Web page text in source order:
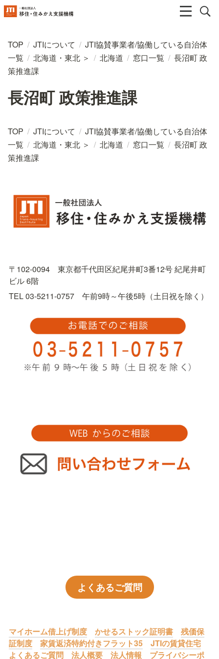
TOP / JTIについて / JTI協賛事業者/協働している自治体
一覧 / 北海道・東北 ＞ / 北海道 / 窓口一覧 / 長沼町 政
策推進課
長沼町 政策推進課
TOP / JTIについて / JTI協賛事業者/協働している自治体
一覧 / 北海道・東北 ＞ / 北海道 / 窓口一覧 / 長沼町 政
策推進課
〒102-0094　東京都千代田区紀尾井町3番12号 紀尾井町
ビル 6階
TEL 03-5211-0757　午前9時～午後5時（土日祝を除く）
よくあるご質問
マイホーム借上げ制度 かせるストック証明書
残価保
証制度
家賃返済特約付きフラット35
JTIの賃貸住宅
よくあるご質問
法人概要 法人情報 プライバシーポ